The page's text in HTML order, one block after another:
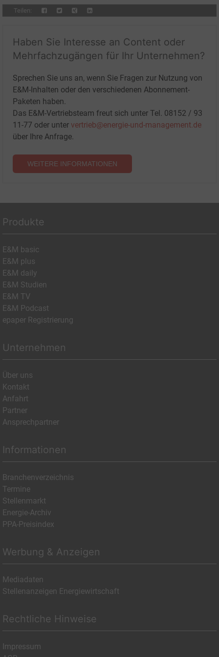
Teilen:
Haben Sie Interesse an Content oder
Mehrfachzugängen für Ihr Unternehmen?
Sprechen Sie uns an, wenn Sie Fragen zur Nutzung von
E&M-Inhalten oder den verschiedenen Abonnement-
Paketen haben.
Das E&M-Vertriebsteam freut sich unter Tel. 08152 / 93
11-77 oder unter vertrieb@energie-und-management.de
über Ihre Anfrage.
WEITERE INFORMATIONEN
Produkte
E&M basic
E&M plus
E&M daily
E&M Studien
E&M TV
E&M Podcast
epaper Registrierung
Unternehmen
Über uns
Kontakt
Anfahrt
Partner
Ansprechpartner
Informationen
Branchenverzeichnis
Termine
Stellenmarkt
Energie-Archiv
PPA-Preisindex
Werbung & Anzeigen
Mediadaten
Stellenanzeigen Energiewirtschaft
Rechtliche Hinweise
Impressum